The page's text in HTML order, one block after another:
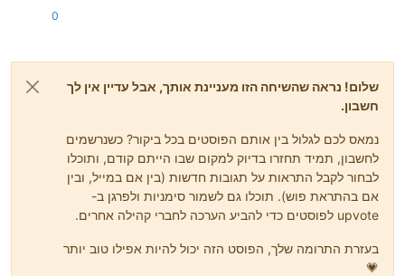
0
שלום! נראה שהשיחה הזו מעניינת אותך, אבל עדיין אין לך
חשבון.
נמאס לכם לגלול בין אותם הפוסטים בכל ביקור? כשנרשמים
לחשבון, תמיד תחזרו בדיוק למקום שבו הייתם קודם, ותוכלו
לבחור לקבל התראות על תגובות חדשות (בין אם במייל, ובין
אם בהתראת פוש). תוכלו גם לשמור סימניות ולפרגן ב-
upvote לפוסטים כדי להביע הערכה לחברי קהילה אחרים.
בעזרת התרומה שלך, הפוסט הזה יכול להיות אפילו טוב יותר
💗